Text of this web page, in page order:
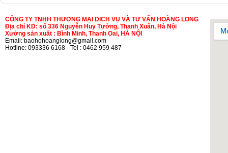
CÔNG TY TNHH THƯƠNG MẠI DỊCH VỤ VÀ TƯ VẤN HOÀNG LONG
Địa chỉ KD: số 336 Nguyễn Huy Tưởng, Thanh Xuân, Hà Nội
Xưởng sản xuất : Bình Minh, Thanh Oai, HÀ NỘI
Email: baohohoanglong@gmail.com
Hotline: 093336 6168 - Tel : 0462 959 487